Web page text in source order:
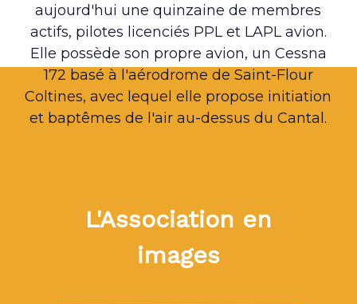
aujourd'hui une quinzaine de membres
actifs, pilotes licenciés PPL et LAPL avion.
Elle possède son propre avion, un Cessna
172 basé à l'aérodrome de Saint-Flour
Coltines, avec lequel elle propose initiation
et baptêmes de l'air au-dessus du Cantal.
L'Association en
images